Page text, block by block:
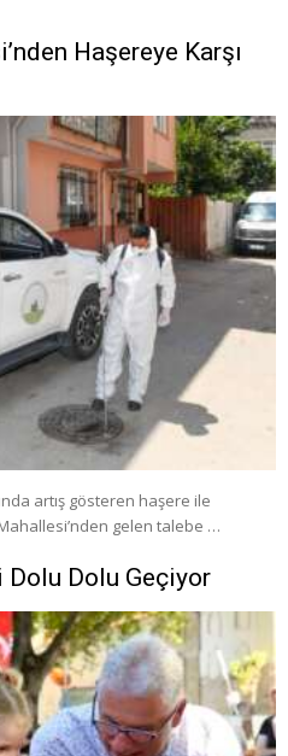
Haşereye Karşı
artış gösteren haşere ile
gelen talebe …
Dolu Dolu Geçiyor